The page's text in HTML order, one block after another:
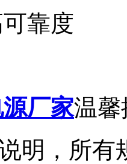
靠度
厂家温馨
明，所有